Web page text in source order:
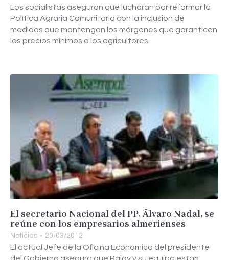
Los socialistas aseguran que lucharán por reformar la
Política Agraria Comunitaria con la inclusión de
medidas que mantengan los márgenes que garanticen
los precios mínimos a los agricultores.
El secretario Nacional del PP, Álvaro Nadal, se
reúne con los empresarios almerienses
Noticias 20/03/2012
El actual Jefe de la Oficina Económica del presidente